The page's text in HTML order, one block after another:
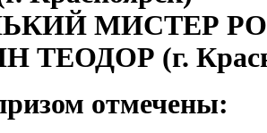
МИСТЕР
ТЕОДОР (г.
отмечены: